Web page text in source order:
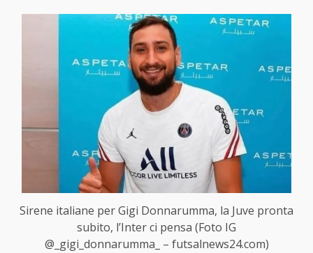
Sirene italiane per Gigi Donnarumma, la Juve pronta
subito, l’Inter ci pensa (Foto IG
@_gigi_donnarumma_ – futsalnews24.com)